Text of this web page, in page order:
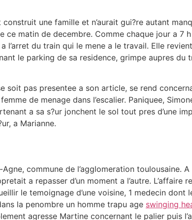
une famille et n’aurait gui?re autant
ce matin de decembre. Comme chaque jour a 7
du train qui le mene a le travail. Elle
le parking de sa residence, grimpe aupres du
soit pas presentee a son article, se rend
de menage dans l’escalier. Paniquee,
a sa s?ur jonchent le sol tout pres d’une
a Marianne.
commune de l’agglomeration toulousaine. A
a repasser d’un moment a l’autre. L’affaire
le temoignage d’une voisine, 1 medecin dont
la penombre un homme trapu age swinging
agresse Martine concernant le palier puis